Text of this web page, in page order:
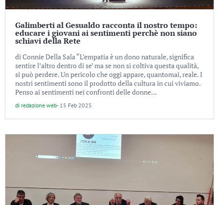
Galimberti al Gesualdo racconta il nostro tempo:
educare i giovani ai sentimenti perchè non siano
schiavi della Rete
di Connie Della Sala “L’empatia è un dono naturale, significa
sentire l’altro dentro di se’ ma se non si coltiva questa qualità,
si può perdere. Un pericolo che oggi appare, quantomai, reale. I
nostri sentimenti sono il prodotto della cultura in cui viviamo.
Penso ai sentimenti nei confronti delle donne...
di redazione web- 15 Feb 2025